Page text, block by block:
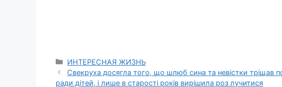
Categories
ИНТЕРЕСНАЯ ЖИЗНЬ
Свекруха досягла того, що шлюб сина та невістки тріщав
ради дітей, і лише в старості років вирішила роз лучитися